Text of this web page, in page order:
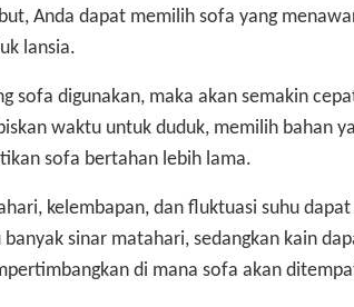
Anda dapat memilih sofa yang
lansia.
sofa digunakan, maka akan semakin
waktu untuk duduk, memilih bahan
sofa bertahan lebih lama.
kelembapan, dan fluktuasi suhu
sinar matahari, sedangkan kain
di mana sofa akan